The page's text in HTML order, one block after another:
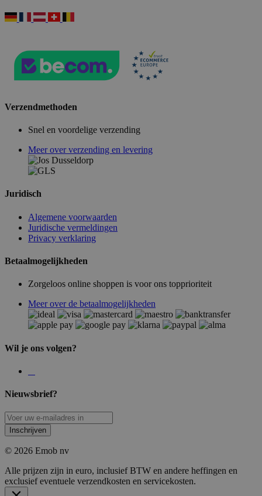
Verzendmethoden
Snel en voordelige verzending
Meer over verzending en levering
Juridisch
Algemene voorwaarden
Juridische vermeldingen
Privacy verklaring
Betaalmogelijkheden
Zorgeloos online shoppen is voor ons topprioriteit
Meer over de betaalmogelijkheden
Wil je ons volgen?
Nieuwsbrief?
Inschrijven
© 2026 Emob nv
Alle prijzen zijn in euro, inclusief BTW en andere heffingen en
exclusief eventuele verzendkosten en servicekosten.